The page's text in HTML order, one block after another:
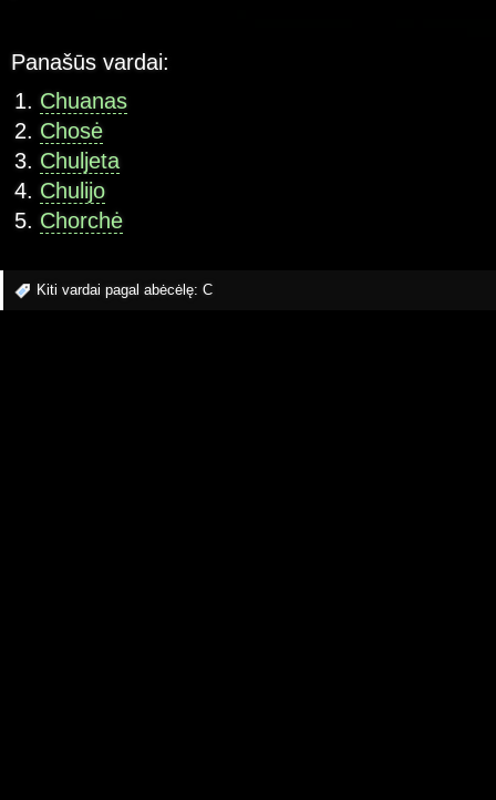
Panašūs vardai:
Chuanas
Chosė
Chuljeta
Chulijo
Chorchė
Kiti vardai pagal abėcėlę: C